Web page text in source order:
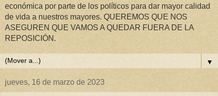
económica por parte de los políticos para dar mayor calidad
de vida a nuestros mayores. QUEREMOS QUE NOS
ASEGUREN QUE VAMOS A QUEDAR FUERA DE LA
REPOSICIÓN.
▼
jueves, 16 de marzo de 2023